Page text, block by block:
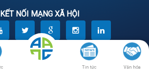
KẾT NỐI MẠNG XÃ HỘI
ATA Group - Là tổ chức phát triển bất động sản uy
. Thiết kế và hỗ trợ bởi Kiều Gia Media
Tin tức Văn hóa